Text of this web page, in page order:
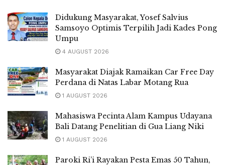
Didukung Masyarakat, Yosef Salvius
Samsoyo Optimis Terpilih Jadi Kades Pong
Umpu
4 AUGUST 2026
Masyarakat Diajak Ramaikan Car Free Day
Perdana di Natas Labar Motang Rua
1 AUGUST 2026
Mahasiswa Pecinta Alam Kampus Udayana
Bali Datang Penelitian di Gua Liang Niki
1 AUGUST 2026
Paroki Ri’i Rayakan Pesta Emas 50 Tahun,